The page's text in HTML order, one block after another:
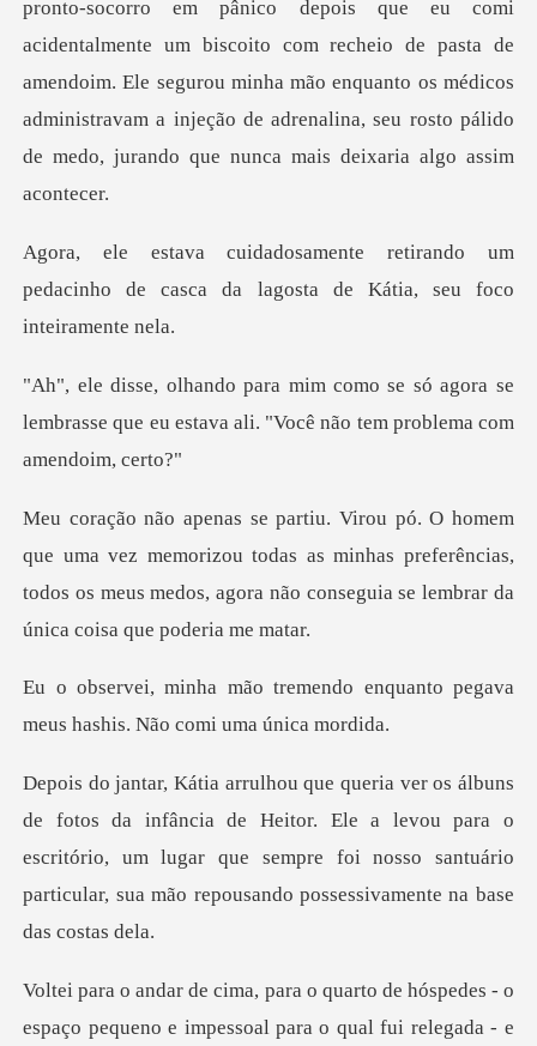
pânico depois que eu comi
acidentalmente um biscoito com recheio de pasta de
amendoim. Ele segurou minha mão enquanto os mé
rando um
pedacinho de casca da lagost
só agora se
lembrasse que eu estava ali. "
memorizou todas as minhas preferências,
todos os meus medos, ago
ndo enquanto pegava
meus hashi
a de Heitor. Ele a levou para o
escritório, um lugar que sempre foi nosso san
relegada - e